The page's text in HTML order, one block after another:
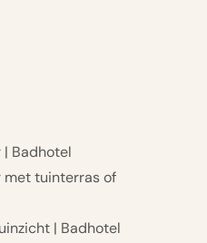
| Badhotel
met tuinterras of
| Badhotel